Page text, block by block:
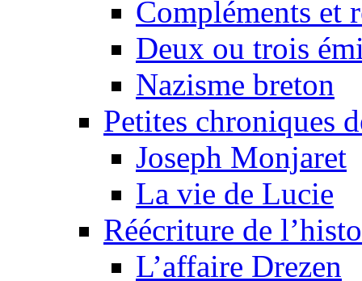
Compléments et
Deux ou trois
Nazisme breton
Petites chroniques
Joseph Monjaret
La vie de Lucie
Réécriture de
L’affaire Drezen